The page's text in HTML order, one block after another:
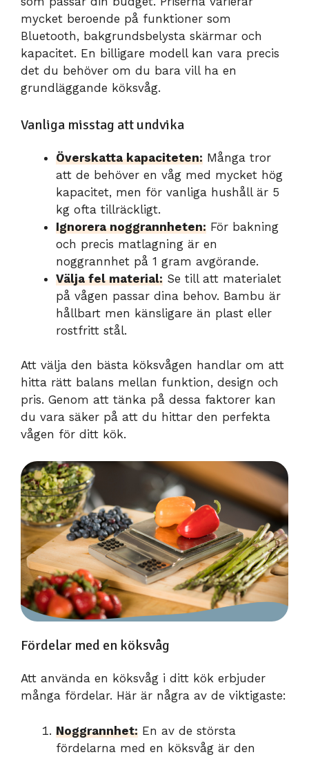
mycket beroende på funktioner som
Bluetooth, bakgrundsbelysta skärmar och
kapacitet. En billigare modell kan vara precis
det du behöver om du bara vill ha en
grundläggande köksvåg.
Vanliga misstag att undvika
Överskatta kapaciteten: Många tror
att de behöver en våg med mycket hög
kapacitet, men för vanliga hushåll är 5
kg ofta tillräckligt.
Ignorera noggrannheten: För bakning
och precis matlagning är en
noggrannhet på 1 gram avgörande.
Välja fel material: Se till att materialet
på vågen passar dina behov. Bambu är
hållbart men känsligare än plast eller
rostfritt stål.
Att välja den bästa köksvågen handlar om att
hitta rätt balans mellan funktion, design och
pris. Genom att tänka på dessa faktorer kan
du vara säker på att du hittar den perfekta
vågen för ditt kök.
Fördelar med en köksvåg
Att använda en köksvåg i ditt kök erbjuder
många fördelar. Här är några av de viktigaste:
Noggrannhet: En av de största
fördelarna med en köksvåg är den